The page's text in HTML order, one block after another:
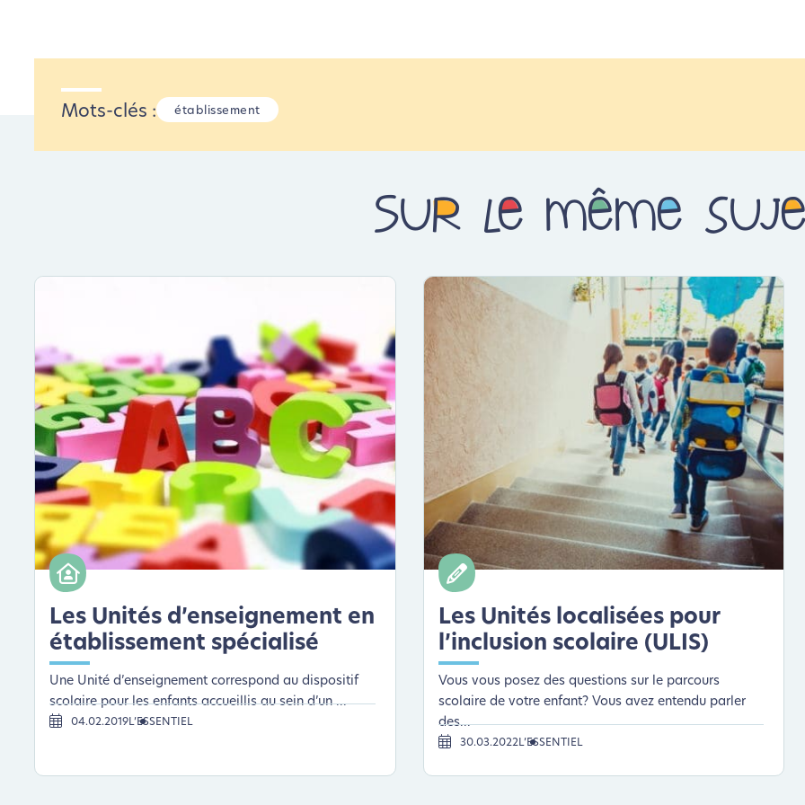
Mots-clés : établissement
Sur le même
Les Unités d’enseignement en
établissement spécialisé
Une Unité d’enseignement correspond au dispositif
scolaire pour les enfants accueillis au sein d’un ...
04.02.2019L’ESSENTIEL
Les Unités localisées pour
l’inclusion scolaire (ULIS)
Vous vous posez des questions sur le parcours
scolaire de votre enfant? Vous avez entendu parler
des...
30.03.2022L’ESSENTIEL